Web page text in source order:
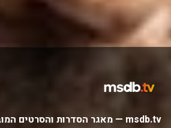
msdb.tv — מאגר הסדרות והסרטים המוביל בעברית.